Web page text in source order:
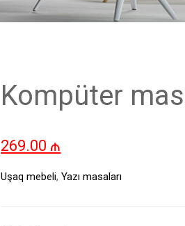
Kompüter
269.00 ₼
Uşaq mebeli, Yazı masaları